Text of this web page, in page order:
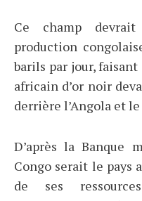
Ce champ
production
barils par jour,
africain d’or noir
derrière l’Angola et
D’après la Banque
Congo serait le pays
de ses